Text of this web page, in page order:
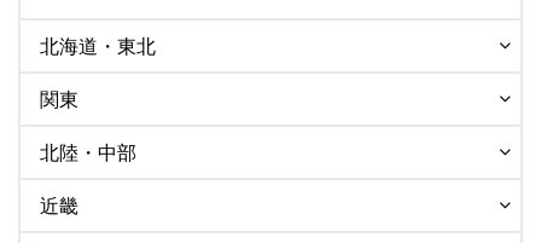
北海道・東北
関東
北陸・中部
近畿